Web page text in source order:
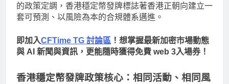
的政策定調，香港穩定幣發牌標誌著香港正朝向建立一
套可預測、以風險為本的合規體系邁進。
即加入CFTime TG 討論區 ！想掌握最新加密市場動態
與 AI 新聞與資訊，更能隨時獲得免費 web 3入場券！
香港穩定幣發牌政策核心：相同活動、相同風